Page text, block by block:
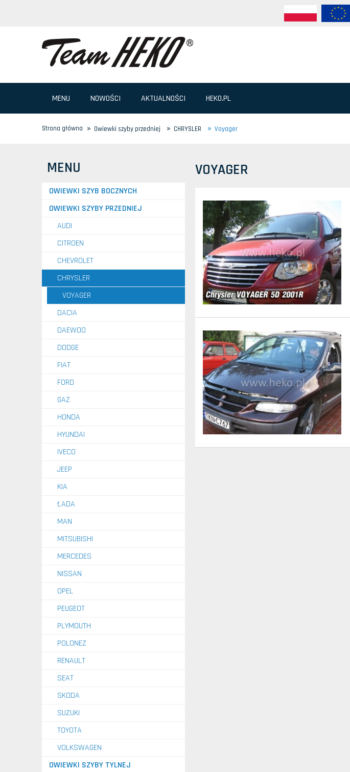
MENU NOWOŚCI AKTUALNOŚCI HEKO.PL
Strona główna » Owiewki szyby przedniej » CHRYSLER » Voyager
MENU
OWIEWKI SZYB BOCZNYCH
OWIEWKI SZYBY PRZEDNIEJ
AUDI
CITROEN
CHEVROLET
CHRYSLER
VOYAGER
DACIA
DAEWOO
DODGE
FIAT
FORD
GAZ
HONDA
HYUNDAI
IVECO
JEEP
KIA
ŁADA
MAN
MITSUBISHI
MERCEDES
NISSAN
OPEL
PEUGEOT
PLYMOUTH
POLONEZ
RENAULT
SEAT
SKODA
SUZUKI
TOYOTA
VOLKSWAGEN
OWIEWKI SZYBY TYLNEJ
VOYAGER